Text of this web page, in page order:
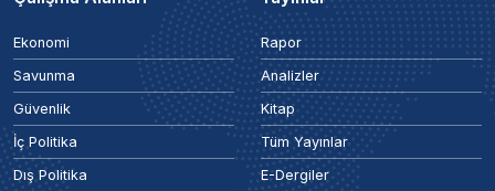
Ekonomi
Savunma
Güvenlik
İç Politika
Dış Politika
Rapor
Analizler
Kitap
Tüm Yayınlar
E-Dergiler